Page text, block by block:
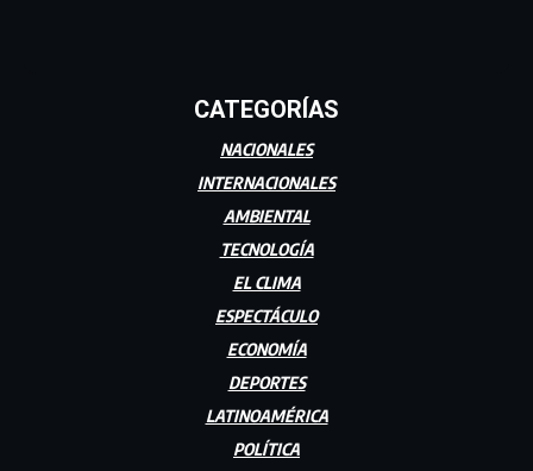
CATEGORÍAS
NACIONALES
INTERNACIONALES
AMBIENTAL
TECNOLOGÍA
EL CLIMA
ESPECTÁCULO
ECONOMÍA
DEPORTES
LATINOAMÉRICA
POLÍTICA